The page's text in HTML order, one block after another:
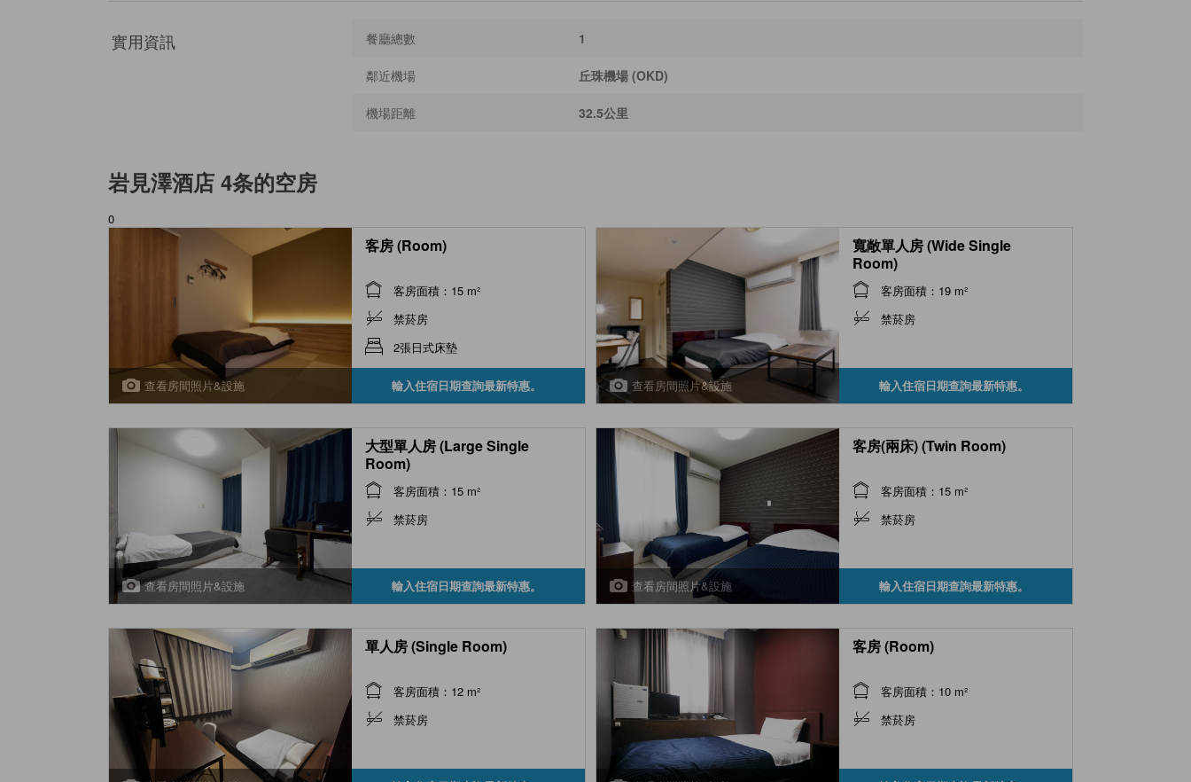
實用資訊 餐廳總數 1
鄰近機場 丘珠機場 (OKD)
機場距離 32.5公里
岩見澤酒店 4条的空房
0
查看房間照片&設施
客房 (Room)
客房面積：15 m²
禁菸房
2張日式床墊
輸入住宿日期查詢最新特惠。 查看房間照片&設施
寬敞單人房 (Wide Single
Room)
客房面積：19 m²
禁菸房
輸入住宿日期查詢最新特惠。
查看房間照片&設施
大型單人房 (Large Single
Room)
客房面積：15 m²
禁菸房
輸入住宿日期查詢最新特惠。 查看房間照片&設施
客房(兩床) (Twin Room)
客房面積：15 m²
禁菸房
輸入住宿日期查詢最新特惠。
單人房 (Single Room)
客房面積：12 m²
禁菸房
客房 (Room)
客房面積：10 m²
禁菸房